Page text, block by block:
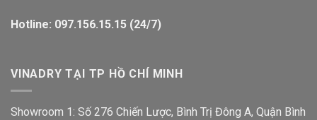
Hotline: 097.156.15.15 (24/7)
VINADRY TẠI TP HỒ CHÍ MINH
Showroom 1: Số 276 Chiến Lược, Bình Trị Đông A, Quận Bình